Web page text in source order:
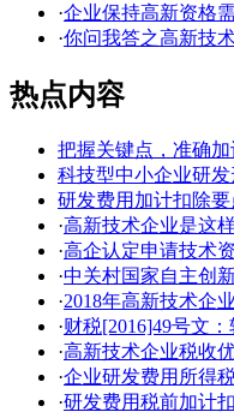
·企业保持高新资格
·你问我答之高新技
热点内容
把握关键点，准确
科技型中小企业研
研发费用加计扣除
·高新技术企业是这
·高企认定申请技术
·中关村国家自主创
·2018年高新技术企
·财税[2016]49号文
·高新技术企业税收
·企业研发费用所得
·研发费用税前加计